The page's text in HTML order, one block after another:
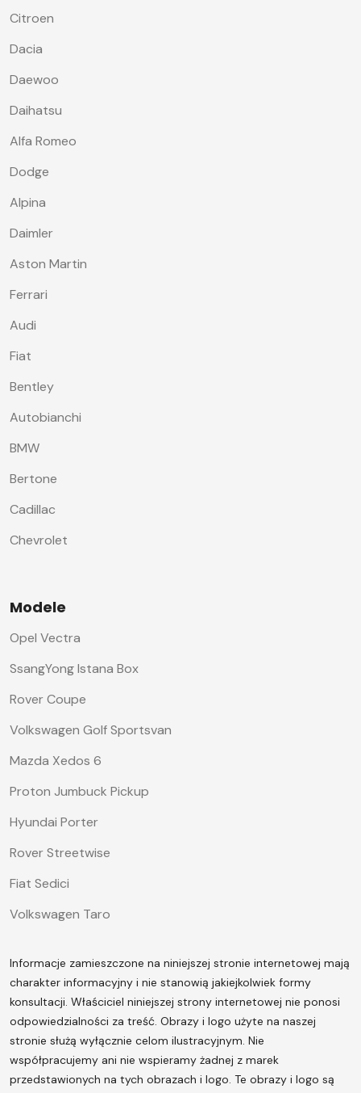
Citroen
Dacia
Daewoo
Daihatsu
Alfa Romeo
Dodge
Alpina
Daimler
Aston Martin
Ferrari
Audi
Fiat
Bentley
Autobianchi
BMW
Bertone
Cadillac
Chevrolet
Modele
Opel Vectra
SsangYong Istana Box
Rover Coupe
Volkswagen Golf Sportsvan
Mazda Xedos 6
Proton Jumbuck Pickup
Hyundai Porter
Rover Streetwise
Fiat Sedici
Volkswagen Taro
Informacje zamieszczone na niniejszej stronie internetowej mają
charakter informacyjny i nie stanowią jakiejkolwiek formy
konsultacji. Właściciel niniejszej strony internetowej nie ponosi
odpowiedzialności za treść. Obrazy i logo użyte na naszej
stronie służą wyłącznie celom ilustracyjnym. Nie
współpracujemy ani nie wspieramy żadnej z marek
przedstawionych na tych obrazach i logo. Te obrazy i logo są